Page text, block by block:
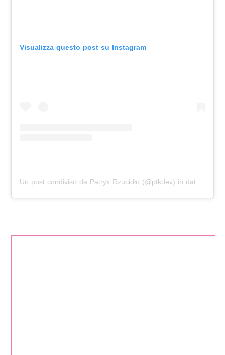
Visualizza questo post su Instagram
Un post condiviso da Patryk Rzucidło (@ptkdev) in data: